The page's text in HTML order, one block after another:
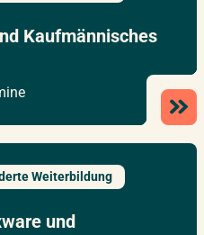
Kaufmännisches
Weiterbildung
und